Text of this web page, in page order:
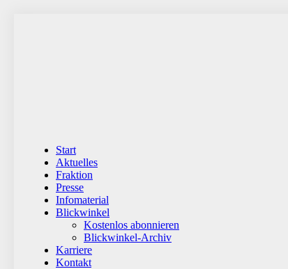
Start
Aktuelles
Fraktion
Presse
Infomaterial
Blickwinkel
Kostenlos abonnieren
Blickwinkel-Archiv
Karriere
Kontakt